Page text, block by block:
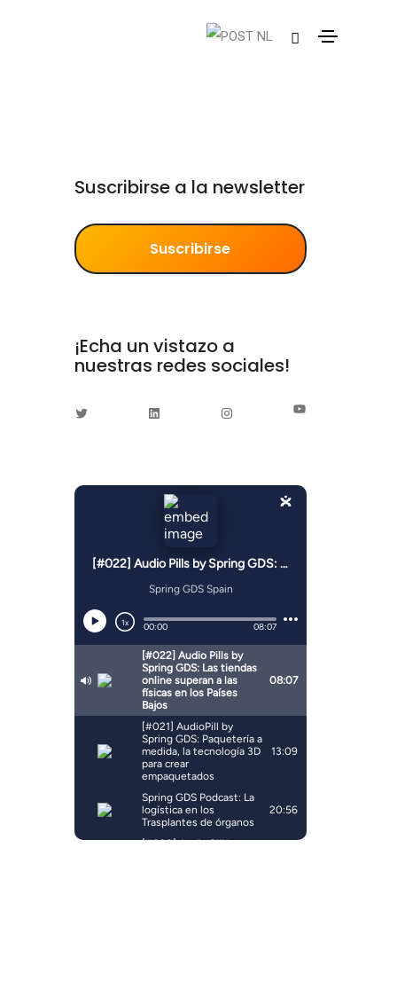
Suscribirse a la newsletter
Suscribirse
¡Echa un vistazo a
nuestras redes sociales!